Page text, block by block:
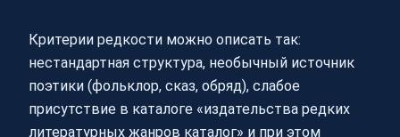
Критерии редкости можно описать так:
нестандартная структура, необычный источник
поэтики (фольклор, сказ, обряд), слабое
присутствие в каталоге «издательства редких
литературных жанров каталог» и при этом